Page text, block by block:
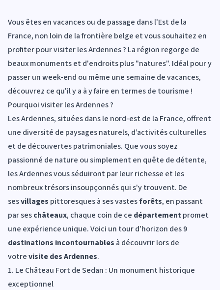
Vous êtes en vacances ou de passage dans l'Est de la
France, non loin de la frontière belge et vous souhaitez en
profiter pour visiter les Ardennes ? La région regorge de
beaux monuments et d'endroits plus "natures". Idéal pour y
passer un week-end ou même une semaine de vacances,
découvrez ce qu'il y a à y faire en termes de tourisme !
Pourquoi visiter les Ardennes ?
Les Ardennes, situées dans le nord-est de la France, offrent
une diversité de paysages naturels, d’activités culturelles
et de découvertes patrimoniales. Que vous soyez
passionné de nature ou simplement en quête de détente,
les Ardennes vous séduiront par leur richesse et les
nombreux trésors insoupçonnés qui s'y trouvent. De
sesvillages pittoresques à ses vastesforêts, en passant
par seschâteaux, chaque coin de ce départementpromet
une expérience unique. Voici un tour d’horizon des 9
destinations incontournables à découvrir lors de
votrevisite des Ardennes.
1. Le Château Fort de Sedan : Un monument historique
exceptionnel